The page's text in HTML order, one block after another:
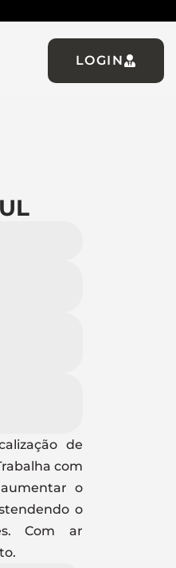
LOGIN
de
com
o
o
Com ar